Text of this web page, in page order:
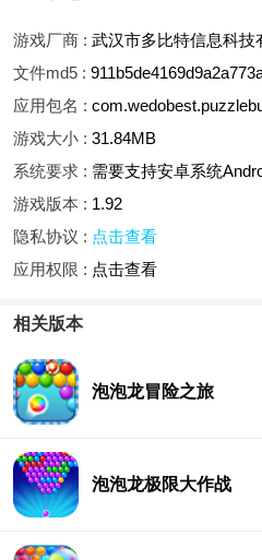
游戏厂商 : 武汉市多比特信息科技
文件md5 :
应用包名 :
游戏大小 : 31.84MB
系统要求 : 需要支持安卓系统
游戏版本 : 1.92
隐私协议 : 点击查看
应用权限 : 点击查看
相关版本
泡泡龙冒险之旅
泡泡龙极限大作战